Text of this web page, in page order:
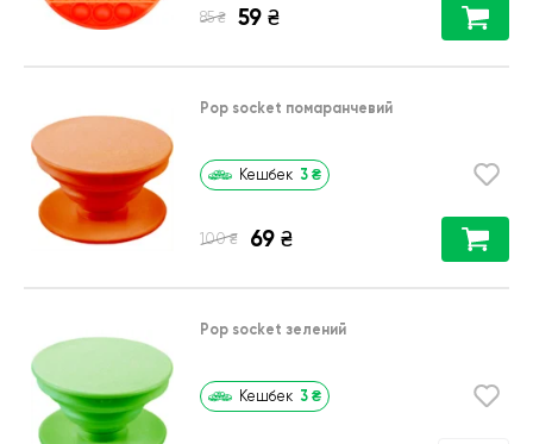
85 ₴ 59 ₴
Pop socket помаранчевий
Кешбек 3 ₴
100 ₴ 69 ₴
Pop socket зелений
Кешбек 3 ₴